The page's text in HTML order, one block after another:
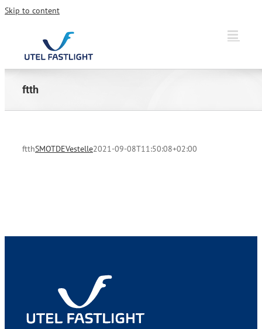
Skip to content
ftth
ftthSMOTDEVestelle2021-09-08T11:50:08+02:00